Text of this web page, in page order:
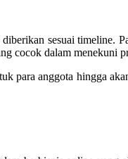
sesuai timeline.
cocok dalam menekuni
para anggota hingga